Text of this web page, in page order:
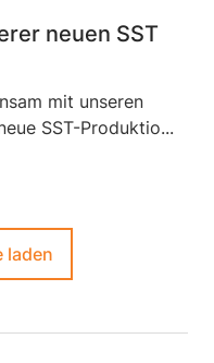
neuen SST
mit unseren
SST-Produktio...
laden